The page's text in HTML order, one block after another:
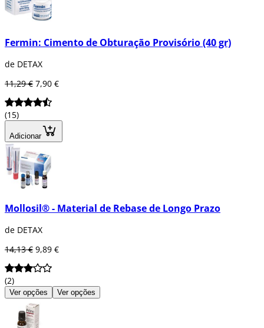
Fermin: Cimento de Obturação Provisório (40 gr)
de DETAX
11,29 € 7,90 €
(15)
Adicionar
Mollosil® - Material de Rebase de Longo Prazo
de DETAX
14,13 € 9,89 €
(2)
Ver opções Ver opções